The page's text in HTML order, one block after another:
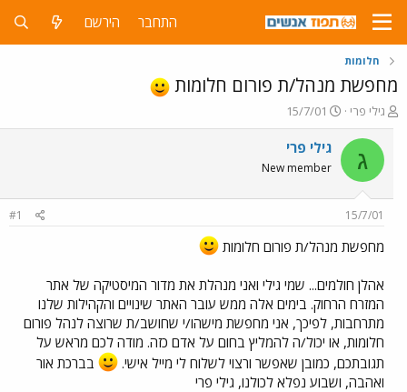
התחבר הירשם
חלומות
מחפשת מנהל/ת פורום חלומות
פ
ו
ת
ח
ה
ש
א
גילי פרי
פ
ו
ר
ם
ר
י
15/7/01
ג גילי פרי
New member
15/7/01
#1
מחפשת מנהל/ת פורום חלומות
אהלן חולמים... שמי גילי ואני מנהלת את מדור המיסטיקה של אתר
המזרח הרחוק. בימים אלה ממש עובר האתר שינויים והקהילות שלנו
מתרחבות, לפיכך, אני מחפשת מישהו/י שחושב/ת שרוצה לנהל פורום
חלומות, או יכול/ה להמליץ בחום על אדם כזה. מודה לכם מראש על
תגובתכם, כמובן שאפשר ורצוי לשלוח לי מייל אישי.
בברכת אור
ואהבה, ושבוע נפלא לכולנו, גילי פרי